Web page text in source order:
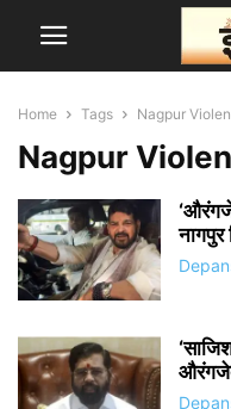
Home Tags Nagpur
Nagpur
नागपुर